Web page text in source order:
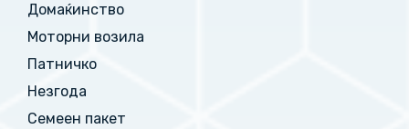
Домаќинство
Моторни возила
Патничко
Незгода
Семеен пакет